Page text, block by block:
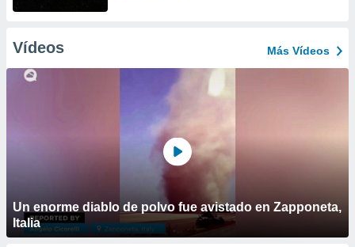
Vídeos Más Vídeos
Un enorme diablo de polvo fue avistado en Zapponeta,
Italia